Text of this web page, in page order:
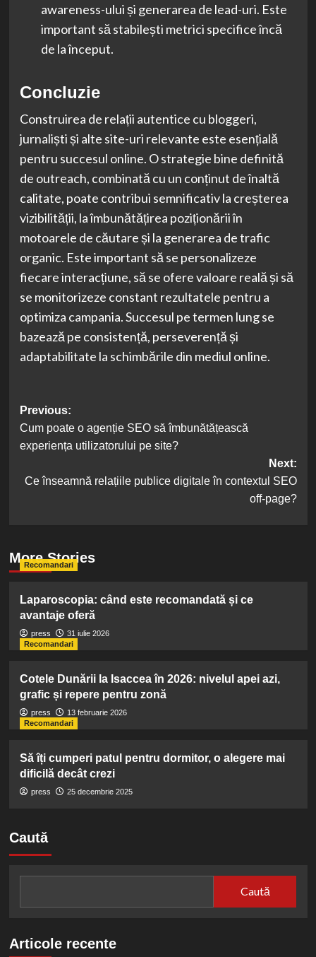
awareness-ului și generarea de lead-uri. Este
important să stabilești metrici specifice încă
de la început.
Concluzie
Construirea de relații autentice cu bloggeri,
jurnaliști și alte site-uri relevante este esențială
pentru succesul online. O strategie bine definită
de outreach, combinată cu un conținut de înaltă
calitate, poate contribui semnificativ la creșterea
vizibilității, la îmbunătățirea poziționării în
motoarele de căutare și la generarea de trafic
organic. Este important să se personalizeze
fiecare interacțiune, să se ofere valoare reală și să
se monitorizeze constant rezultatele pentru a
optimiza campania. Succesul pe termen lung se
bazează pe consistență, perseverență și
adaptabilitate la schimbările din mediul online.
Post
navigation
Previous:
Cum poate o agenție SEO să îmbunătățească
experiența utilizatorului pe site?
Next:
Ce înseamnă relațiile publice digitale în contextul SEO
off-page?
More Stories
Recomandari
Laparoscopia: când este recomandată și ce
avantaje oferă
press
31 iulie 2026
Recomandari
Cotele Dunării la Isaccea în 2026: nivelul apei azi,
grafic și repere pentru zonă
press
13 februarie 2026
Recomandari
Să îți cumperi patul pentru dormitor, o alegere mai
dificilă decât crezi
press 25 decembrie 2025
Caută
Caută
Articole recente